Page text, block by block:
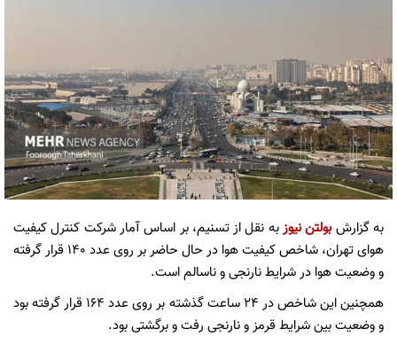
به گزارشبولتن نیوزبه نقل از تسنیم، بر اساس آمار شرکت کنترل کیفیت
هوای تهران، شاخص کیفیت هوا در حال حاضر بر روی عدد ۱۴۰ قرار گرفته
و وضعیت هوا در شرایط نارنجی و ناسالم است.
همچنین این شاخص در ۲۴ ساعت گذشته بر روی عدد ۱۶۴ قرار گرفته بود
و وضعیت بین شرایط قرمز و نارنجی رفت و برگشتی بود.